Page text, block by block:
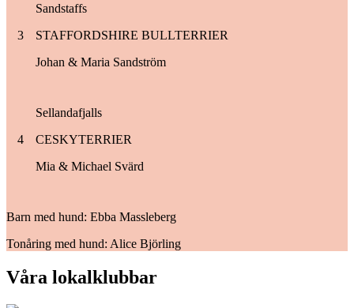
3
Sandstaffs
STAFFORDSHIRE BULLTERRIER
Johan & Maria Sandström
4
Sellandafjalls
CESKYTERRIER
Mia & Michael Svärd
Barn med hund: Ebba Massleberg
Tonåring med hund: Alice Björling
Våra lokalklubbar